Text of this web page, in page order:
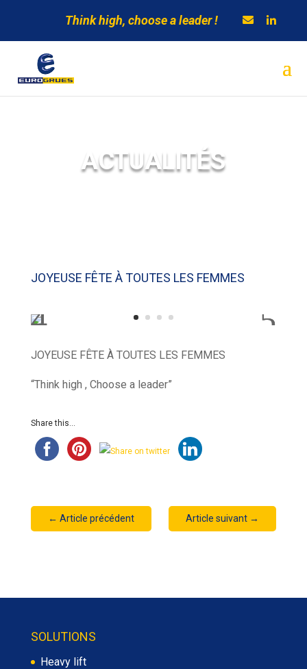
Think high, choose a leader !
ACTUALITÉS
JOYEUSE FÊTE À TOUTES LES FEMMES
JOYEUSE FÊTE À TOUTES LES FEMMES
“Think high , Choose a leader”
Share this...
← Article précédent Article suivant →
SOLUTIONS
Heavy lift